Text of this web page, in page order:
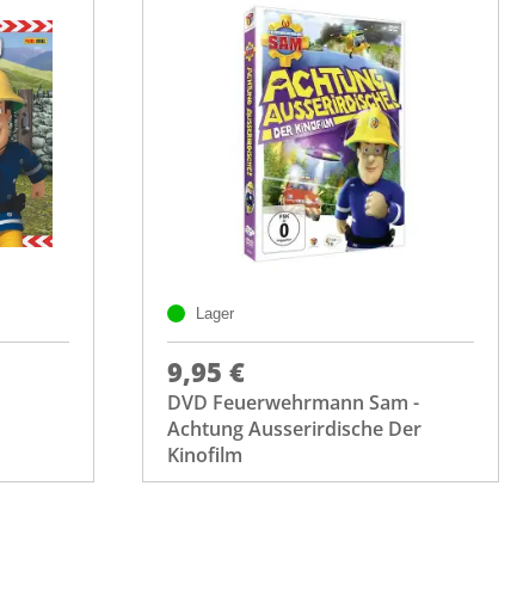
Lager
9,95 €
DVD Feuerwehrmann Sam -
Achtung Ausserirdische Der
Kinofilm